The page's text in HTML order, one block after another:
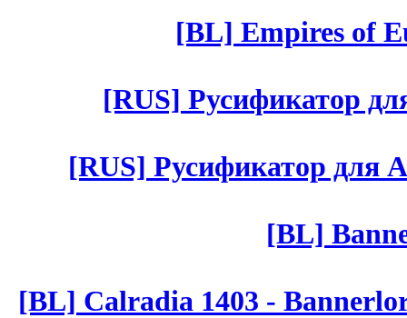
[BL] Empires of
[RUS] Русификатор
[RUS] Русификатор для
[BL]
[BL] Calradia 1403 -